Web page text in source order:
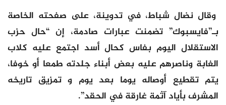
وقال نضال شباط، في تدوينة، على صفحته الخاصة
بـ”فايسبوك” تضمنت عبارات صادمة، إن “حال حزب
الاستقلال اليوم بفاس كحال أسد اجتمع عليه كلاب
الغابة وناصرهم عليه بعض أبناء جلدته طمعا أو خوفا،
يتم تقطيع أوصاله يوما بعد يوم و تمزيق تاريخه
المشرف بأياد آثمة غارقة في الحقد”.